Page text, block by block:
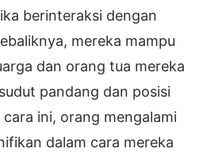
berinteraksi dengan
mereka mampu
dan orang tua mereka
pandang dan posisi
ini, orang mengalami
dalam cara mereka